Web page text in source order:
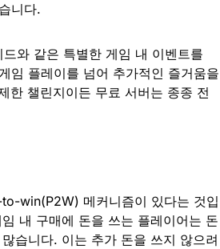
니다.
와 같은 특별한 게임 내 이벤트를
임 플레이를 넘어 추가적인 즐거움을
한 챌린지이든 무료 서버는 종종 전
win(P2W) 메커니즘이 있다는 것입
내 구매에 돈을 쓰는 플레이어는 돈
습니다. 이는 추가 돈을 쓰지 않으려